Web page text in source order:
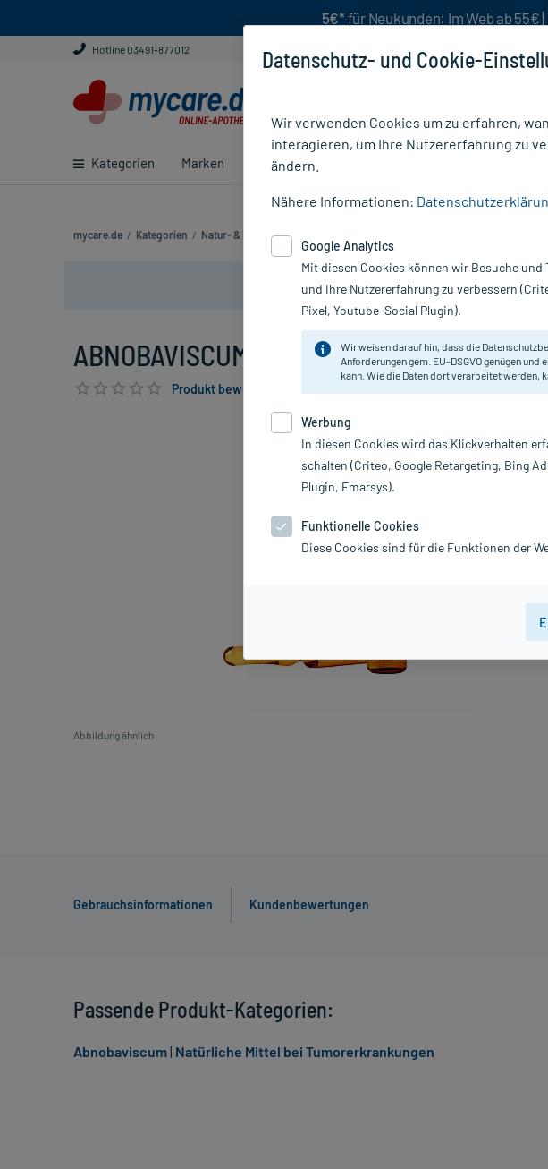
5€* für Neukunden: Im Web ab 55€
Hotline 03491-877012
Kategorien Marken Ratgeber
mycare.de / Kategorien / Natur- & Pflanzenheilkunde
Nur für kurze Zeit:
ABNOBAVISCUM BET 0.2MG, 21 St
Produkt bewerten & PlusHerzen sichern
Abbildung ähnlich
Gebrauchsinformationen Kundenbewertungen
Passende Produkt-Kategorien:
Abnobaviscum| Natürliche Mittel bei Tumorerkrankungen
Datenschutz- und Cookie-
Wir verwenden Cookies um zu erfahren,
interagieren, um Ihre Nutzererfahrung zu
ändern.
Nähere Informationen:
Google Analytics
Mit diesen Cookies können wir Besuche
und Ihre Nutzererfahrung zu verbessern
Pixel, Youtube-Social Plugin).
Wir weisen darauf hin, dass die
Anforderungen gem. EU-DSGVO genügen
kann. Wie die Daten dort verarbeitet werden,
Werbung
In diesen Cookies wird das Klickverhalten
schalten (Criteo, Google Retargeting, Bing
Plugin, Emarsys).
Funktionelle Cookies
Diese Cookies sind für die Funktionen der